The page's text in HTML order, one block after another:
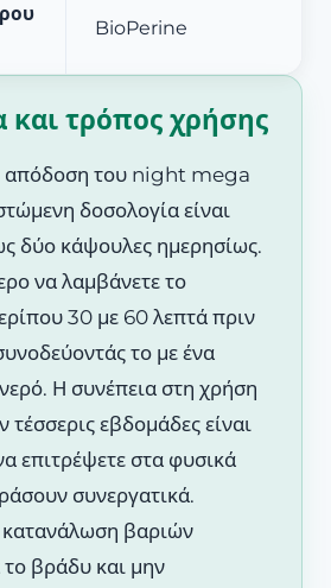
BioPerine
και τρόπος χρήσης
απόδοση του night mega
δοσολογία είναι
δύο κάψουλες ημερησίως.
να λαμβάνετε το
30 με 60 λεπτά πριν
το με ένα
Η συνέπεια στη χρήση
τέσσερις εβδομάδες είναι
επιτρέψετε στα φυσικά
συνεργατικά.
βαριών
βράδυ και μην